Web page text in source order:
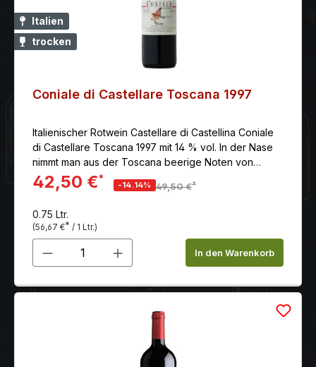
Italien
trocken
Coniale di Castellare Toscana 1997
Italienischer Rotwein Castellare di Castellina Coniale
di Castellare Toscana 1997 mit 14 % vol. In der Nase
nimmt man aus der Toscana beerige Noten von
Holunder und Brombeeren wahr.
42,50 €*
-14.14% 49,50 €*
0.75 Ltr.
(56,67 €* / 1 Ltr.)
Produkt Anzahl: Gib denIn den Warenkorb